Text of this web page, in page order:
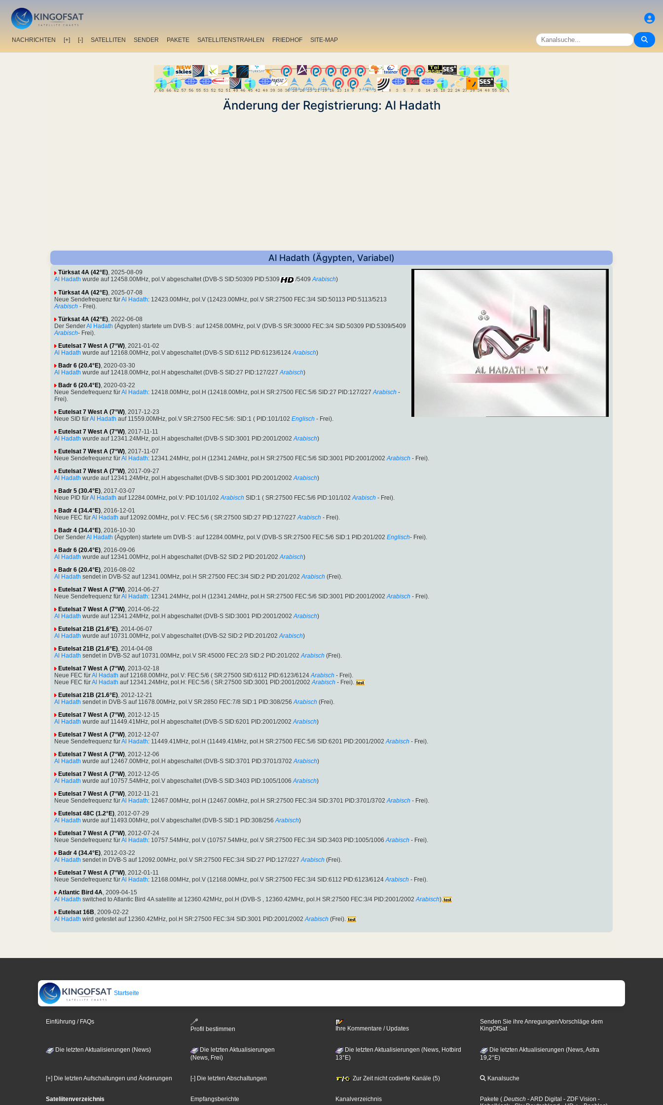
NACHRICHTEN [+] [-] SATELLITEN SENDER PAKETE SATELLITENSTRAHLEN FRIEDHOF SITE-MAP
Änderung der Registrierung: Al Hadath
Al Hadath (Ägypten, Variabel)
Türksat 4A (42°E), 2025-08-09
Al Hadath wurde auf 12458.00MHz, pol.V abgeschaltet (DVB-S SID:50309 PID:5309 /5409 Arabisch)
Türksat 4A (42°E) , 2025-07-08
Neue Sendefrequenz fürAl Hadath: 12423.00MHz, pol.V (12423.00MHz, pol.V SR:27500 FEC:3/4 SID:50113 PID:5113/5213
Arabisch - Frei).
Türksat 4A (42°E) , 2022-06-08
Der SenderAl Hadath (Ägypten) startete um DVB-S : auf 12458.00MHz, pol.V (DVB-S SR:30000 FEC:3/4 SID:50309 PID:5309/5409
Arabisch- Frei).
Eutelsat 7 West A (7°W) , 2021-01-02
Al Hadath wurde auf 12168.00MHz, pol.V abgeschaltet (DVB-S SID:6112 PID:6123/6124 Arabisch)
Badr 6 (20.4°E) , 2020-03-30
Al Hadath wurde auf 12418.00MHz, pol.H abgeschaltet (DVB-S SID:27 PID:127/227 Arabisch)
Badr 6 (20.4°E) , 2020-03-22
Neue Sendefrequenz fürAl Hadath: 12418.00MHz, pol.H (12418.00MHz, pol.H SR:27500 FEC:5/6 SID:27 PID:127/227 Arabisch -
Frei).
Eutelsat 7 West A (7°W) , 2017-12-23
Neue SID fürAl Hadath auf 11559.00MHz, pol.V SR:27500 FEC:5/6: SID:1 ( PID:101/102 Englisch - Frei).
Eutelsat 7 West A (7°W) , 2017-11-11
Al Hadath wurde auf 12341.24MHz, pol.H abgeschaltet (DVB-S SID:3001 PID:2001/2002 Arabisch)
Eutelsat 7 West A (7°W) , 2017-11-07
Neue Sendefrequenz fürAl Hadath: 12341.24MHz, pol.H (12341.24MHz, pol.H SR:27500 FEC:5/6 SID:3001 PID:2001/2002 Arabisch - Frei).
Eutelsat 7 West A (7°W) , 2017-09-27
Al Hadath wurde auf 12341.24MHz, pol.H abgeschaltet (DVB-S SID:3001 PID:2001/2002 Arabisch)
Badr 5 (30.4°E) , 2017-03-07
Neue PID fürAl Hadath auf 12284.00MHz, pol.V: PID:101/102 Arabisch SID:1 ( SR:27500 FEC:5/6 PID:101/102 Arabisch - Frei).
Badr 4 (34.4°E) , 2016-12-01
Neue FEC fürAl Hadath auf 12092.00MHz, pol.V: FEC:5/6 ( SR:27500 SID:27 PID:127/227 Arabisch - Frei).
Badr 4 (34.4°E) , 2016-10-30
Der SenderAl Hadath (Ägypten) startete um DVB-S : auf 12284.00MHz, pol.V (DVB-S SR:27500 FEC:5/6 SID:1 PID:201/202 Englisch- Frei).
Badr 6 (20.4°E) , 2016-09-06
Al Hadath wurde auf 12341.00MHz, pol.H abgeschaltet (DVB-S2 SID:2 PID:201/202 Arabisch)
Badr 6 (20.4°E) , 2016-08-02
Al Hadath sendet in DVB-S2 auf 12341.00MHz, pol.H SR:27500 FEC:3/4 SID:2 PID:201/202 Arabisch (Frei).
Eutelsat 7 West A (7°W) , 2014-06-27
Neue Sendefrequenz fürAl Hadath: 12341.24MHz, pol.H (12341.24MHz, pol.H SR:27500 FEC:5/6 SID:3001 PID:2001/2002 Arabisch - Frei).
Eutelsat 7 West A (7°W) , 2014-06-22
Al Hadath wurde auf 12341.24MHz, pol.H abgeschaltet (DVB-S SID:3001 PID:2001/2002 Arabisch)
Eutelsat 21B (21.6°E) , 2014-06-07
Al Hadath wurde auf 10731.00MHz, pol.V abgeschaltet (DVB-S2 SID:2 PID:201/202 Arabisch)
Eutelsat 21B (21.6°E) , 2014-04-08
Al Hadath sendet in DVB-S2 auf 10731.00MHz, pol.V SR:45000 FEC:2/3 SID:2 PID:201/202 Arabisch (Frei).
Eutelsat 7 West A (7°W) , 2013-02-18
Neue FEC fürAl Hadath auf 12168.00MHz, pol.V: FEC:5/6 ( SR:27500 SID:6112 PID:6123/6124 Arabisch - Frei).
Neue FEC fürAl Hadath auf 12341.24MHz, pol.H: FEC:5/6 ( SR:27500 SID:3001 PID:2001/2002 Arabisch - Frei).
Eutelsat 21B (21.6°E) , 2012-12-21
Al Hadath sendet in DVB-S auf 11678.00MHz, pol.V SR:2850 FEC:7/8 SID:1 PID:308/256 Arabisch (Frei).
Eutelsat 7 West A (7°W) , 2012-12-15
Al Hadath wurde auf 11449.41MHz, pol.H abgeschaltet (DVB-S SID:6201 PID:2001/2002 Arabisch)
Eutelsat 7 West A (7°W) , 2012-12-07
Neue Sendefrequenz fürAl Hadath: 11449.41MHz, pol.H (11449.41MHz, pol.H SR:27500 FEC:5/6 SID:6201 PID:2001/2002 Arabisch - Frei).
Eutelsat 7 West A (7°W) , 2012-12-06
Al Hadath wurde auf 12467.00MHz, pol.H abgeschaltet (DVB-S SID:3701 PID:3701/3702 Arabisch)
Eutelsat 7 West A (7°W) , 2012-12-05
Al Hadath wurde auf 10757.54MHz, pol.V abgeschaltet (DVB-S SID:3403 PID:1005/1006 Arabisch)
Eutelsat 7 West A (7°W) , 2012-11-21
Neue Sendefrequenz fürAl Hadath: 12467.00MHz, pol.H (12467.00MHz, pol.H SR:27500 FEC:3/4 SID:3701 PID:3701/3702 Arabisch - Frei).
Eutelsat 48C (1.2°E) , 2012-07-29
Al Hadath wurde auf 11493.00MHz, pol.V abgeschaltet (DVB-S SID:1 PID:308/256 Arabisch)
Eutelsat 7 West A (7°W) , 2012-07-24
Neue Sendefrequenz fürAl Hadath: 10757.54MHz, pol.V (10757.54MHz, pol.V SR:27500 FEC:3/4 SID:3403 PID:1005/1006 Arabisch - Frei).
Badr 4 (34.4°E) , 2012-03-22
Al Hadath sendet in DVB-S auf 12092.00MHz, pol.V SR:27500 FEC:3/4 SID:27 PID:127/227 Arabisch (Frei).
Eutelsat 7 West A (7°W) , 2012-01-11
Neue Sendefrequenz fürAl Hadath: 12168.00MHz, pol.V (12168.00MHz, pol.V SR:27500 FEC:3/4 SID:6112 PID:6123/6124 Arabisch - Frei).
Atlantic Bird 4A , 2009-04-15
Al Hadath switched to Atlantic Bird 4A satellite at 12360.42MHz, pol.H (DVB-S , 12360.42MHz, pol.H SR:27500 FEC:3/4 PID:2001/2002 Arabisch).
Eutelsat 16B , 2009-02-22
Al Hadath wird getestet auf 12360.42MHz, pol.H SR:27500 FEC:3/4 SID:3001 PID:2001/2002 Arabisch (Frei).
Startseite
Einführung / FAQs
Profil bestimmen
Ihre Kommentare / Updates
Senden Sie ihre Anregungen/Vorschläge dem
KingOfSat
Die letzten Aktualisierungen (News)
Die letzten Aktualisierungen
(News, Frei)
Die letzten Aktualisierungen (News, Hotbird
13°E)
Die letzten Aktualisierungen (News, Astra
19,2°E)
[+] Die letzten Aufschaltungen und Änderungen [-] Die letzten Abschaltungen Zur Zeit nicht codierte Kanäle (5) Kanalsuche
Sateliitenverzeichnis Empfangsberichte Kanalverzeichnis Pakete ( Deutsch - ARD Digital - ZDF Vision -